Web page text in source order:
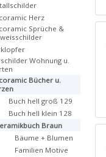
Herz
Sprüche &
Wohnung u.
Bücher u.
Buch hell groß 129
Buch hell klein 128
Braun
Bäume + Blumen
Familien Motive